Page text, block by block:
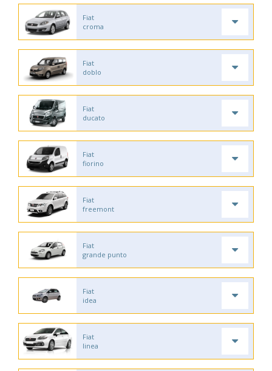
Fiat
croma
Fiat
doblo
Fiat
ducato
Fiat
fiorino
Fiat
freemont
Fiat
grande punto
Fiat
idea
Fiat
linea